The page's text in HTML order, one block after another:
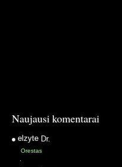
Naujausi komentarai
elzyte Dr.
Orestas
·